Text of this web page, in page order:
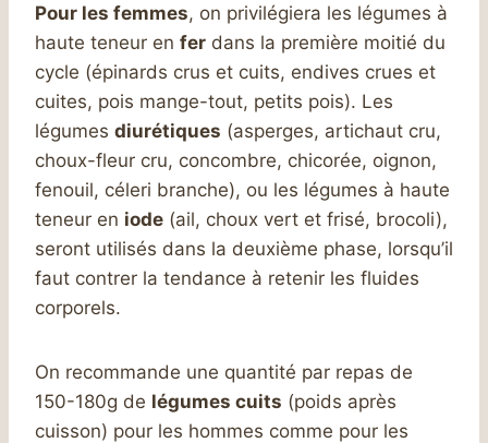
Pour les femmes, on privilégiera les légumes à
haute teneur en fer dans la première moitié du
cycle (épinards crus et cuits, endives crues et
cuites, pois mange-tout, petits pois). Les
légumes diurétiques (asperges, artichaut cru,
choux-fleur cru, concombre, chicorée, oignon,
fenouil, céleri branche), ou les légumes à haute
teneur en iode (ail, choux vert et frisé, brocoli),
seront utilisés dans la deuxième phase, lorsqu’il
faut contrer la tendance à retenir les fluides
corporels.
On recommande une quantité par repas de
150-180g de légumes cuits (poids après
cuisson) pour les hommes comme pour les